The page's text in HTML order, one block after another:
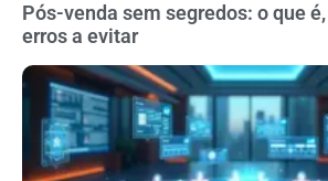
Pós-venda sem segredos: o que
erros a evitar